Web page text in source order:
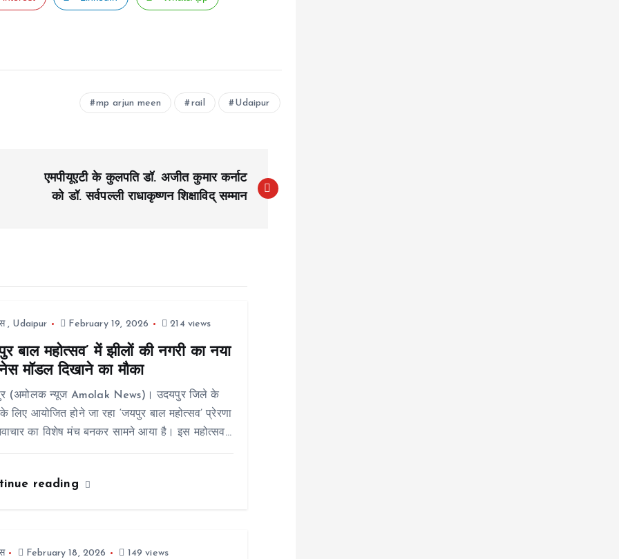
mp arjun meen rail Udaipur
एमपीयूएटी के कुलपति डॉ. अजीत कुमार कर्नाट
को डॉ. सर्वपल्ली राधाकृष्णन शिक्षाविद् सम्मान
, Udaipur February 19, 2026 214 views
बाल महोत्सव’ में झीलों की नगरी का नया
मॉडल दिखाने का मौका
(अमोलक न्यूज Amolak News)। उदयपुर जिले के
लिए आयोजित होने जा रहा ‘जयपुर बाल महोत्सव’ प्रेरणा
का विशेष मंच बनकर सामने आया है। इस महोत्सव…
reading
February 18, 2026 149 views